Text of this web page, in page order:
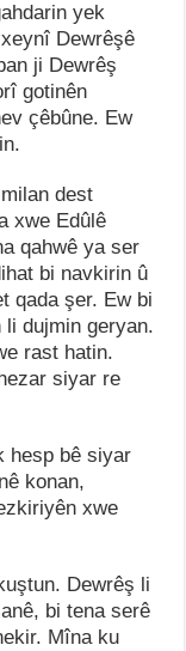
yek
Dewrêşê
ji Dewrêş
gotinên
çêbûne. Ew
dest
xwe Edûlê
qahwê ya ser
bi navkirin û
qada şer. Ew bi
dujmin geryan.
rast hatin.
siyar re
hesp bê siyar
konan,
xwe
Dewrêş li
bi tena serê
Mîna ku